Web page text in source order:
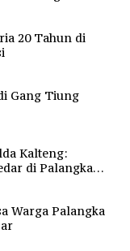
20 Tahun di
Gang Tiung
Kalteng:
di Palangka
Warga Palangka